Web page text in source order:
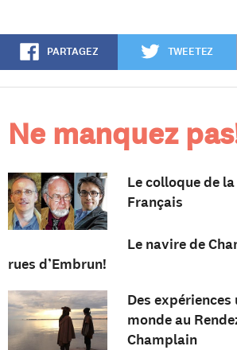
PARTAGEZ TWEETEZ
Ne manquez
Le colloque de
Français
Le navire de
rues d’Embrun!
Des expériences
monde au
Champlain